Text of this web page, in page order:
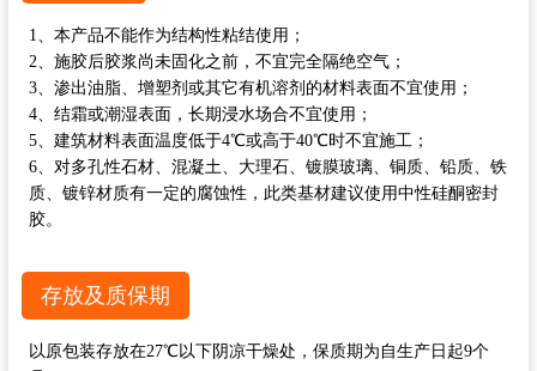
1、本产品不能作为结构性粘结使用；
2、施胶后胶浆尚未固化之前，不宜完全隔绝空气；
3、渗出油脂、增塑剂或其它有机溶剂的材料表面不宜使用；
4、结霜或潮湿表面，长期浸水场合不宜使用；
5、建筑材料表面温度低于4℃或高于40℃时不宜施工；
6、对多孔性石材、混凝土、大理石、镀膜玻璃、铜质、铅质、铁
质、镀锌材质有一定的腐蚀性，此类基材建议使用中性硅酮密封
胶。
存放及质保期
以原包装存放在27℃以下阴凉干燥处，保质期为自生产日起9个